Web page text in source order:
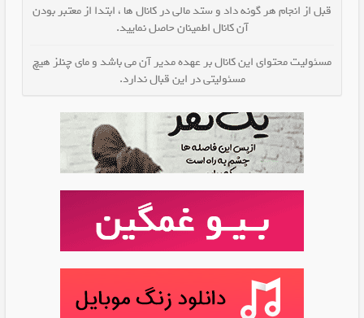
قبل از انجام هر گونه داد و ستد مالی در کانال ها ، ابتدا از معتبر بودن
آن کانال اطمینان حاصل نمایید.
مسئولیت محتوای این کانال بر عهده مدیر آن می باشد و مای چنلز هیچ
مسئولیتی در این قبال ندارد.